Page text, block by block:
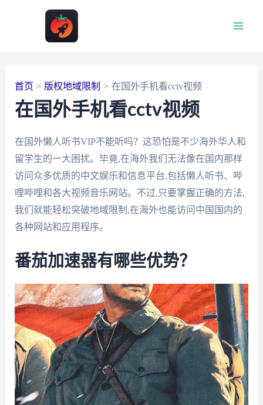
首页 版权地域限制 在国外手机看cctv视频
在国外手机看cctv视频
在国外懒人听书VIP不能听吗？这恐怕是不少海外华人和
留学生的一大困扰。毕竟,在海外我们无法像在国内那样
访问众多优质的中文娱乐和信息平台,包括懒人听书、哔
哩哔哩和各大视频音乐网站。不过,只要掌握正确的方法,
我们就能轻松突破地域限制,在海外也能访问中国国内的
各种网站和应用程序。
番茄加速器有哪些优势？